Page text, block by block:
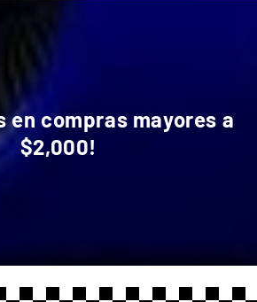
en compras mayores a
$2,000!